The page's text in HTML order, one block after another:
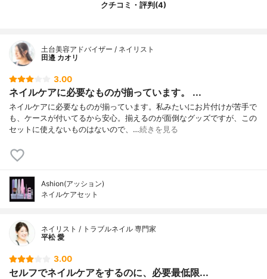
クチコミ・評判(4)
土台美容アドバイザー / ネイリスト
田邉 カオリ
3.00
ネイルケアに必要なものが揃っています。 ...
ネイルケアに必要なものが揃っています。私みたいにお片付けが苦手で
も、ケースが付いてるから安心。揃えるのが面倒なグッズですが、この
セットに使えないものはないので、…続きを見る
Ashion(アッション)
ネイルケアセット
ネイリスト / トラブルネイル 専門家
平松 愛
3.00
セルフでネイルケアをするのに、必要最低限...